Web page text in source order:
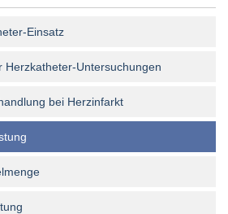
Einsatz
Herzkatheter-Untersuchungen
bei Herzinfarkt